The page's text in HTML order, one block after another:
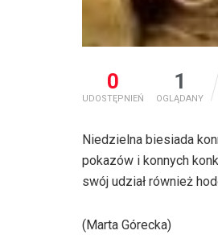
0
UDOSTĘPNIEŃ
1
OGLĄDANY
Niedzielna biesiada
pokazów i konnych
swój udział również
(Marta Górecka)